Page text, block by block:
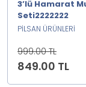
3’lü Hamarat
Seti2222222
PİLSAN ÜRÜNLERİ
999.00 TL
849.00 TL